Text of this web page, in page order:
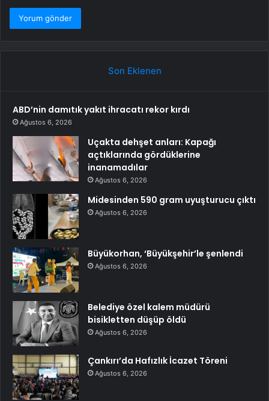
Son Eklenen
ABD’nin damıtık yakıt ihracatı rekor kırdı
Ağustos 6, 2026
Uçakta dehşet anları: Kapağı
açtıklarında gördüklerine
inanamadılar
Ağustos 6, 2026
Midesinden 590 gram uyuşturucu çıktı
Ağustos 6, 2026
Büyükorhan, ‘Büyükşehir’le şenlendi
Ağustos 6, 2026
Belediye özel kalem müdürü
bisikletten düşüp öldü
Ağustos 6, 2026
Çankırı’da Hafızlık İcazet Töreni
Ağustos 6, 2026